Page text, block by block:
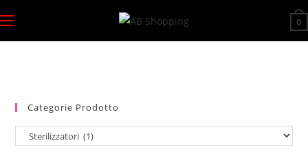
al
contenuto
0
Categorie Prodotto